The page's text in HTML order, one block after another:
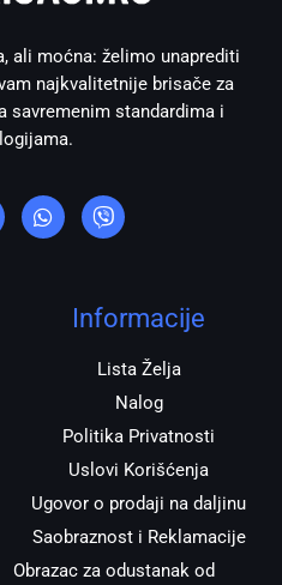
ali moćna: želimo unaprediti
najkvalitetnije brisače za
savremenim standardima i
h
a
t
i
b
e
Informacije
Lista Želja
Nalog
Politika Privatnosti
Uslovi Korišćenja
Ugovor o prodaji na daljinu
Saobraznost i Reklamacije
Obrazac za odustanak od